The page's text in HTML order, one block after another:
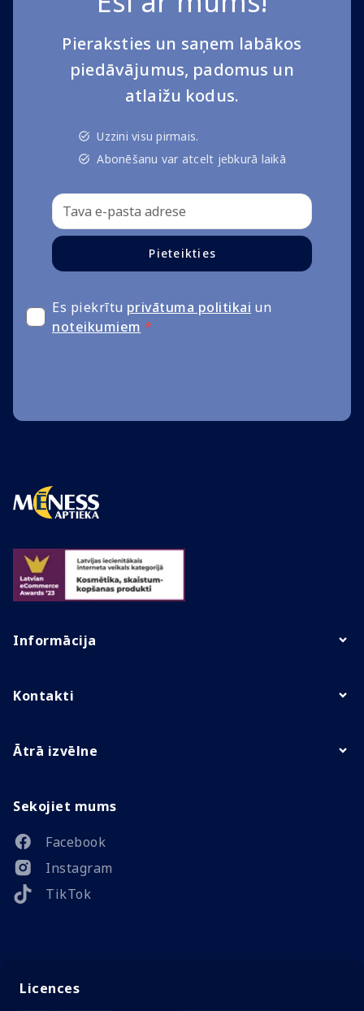
Pieraksties un saņem labākos
piedāvājumus, padomus un
atlaižu kodus.
Uzzini visu pirmais.
Abonēšanu var atcelt jebkurā laikā
Pieteikties
Es piekrītu privātuma politikai un
noteikumiem *
Informācija
Kontakti
Ātrā izvēlne
Sekojiet mums
Facebook
Instagram
TikTok
Licences